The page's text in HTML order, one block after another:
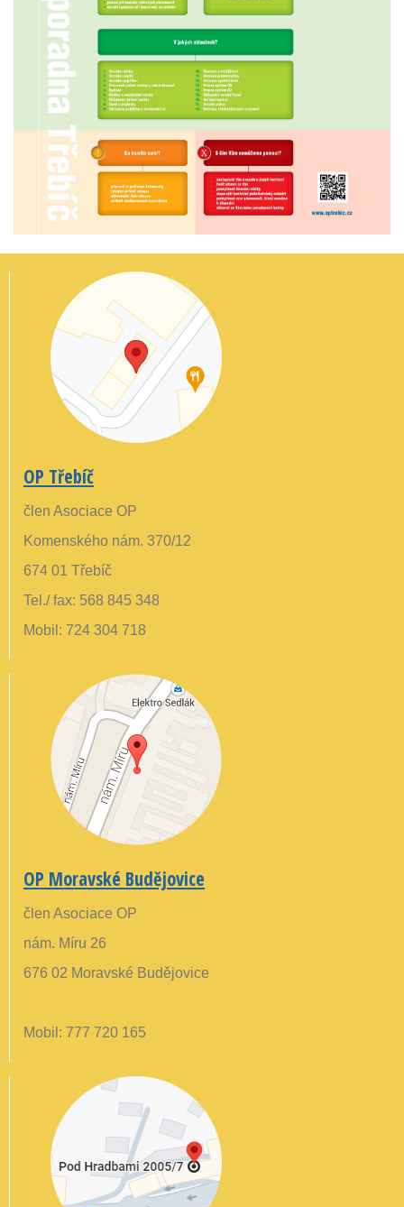
OP Třebíč
člen Asociace OP
Komenského nám. 370/12
674 01 Třebíč
Tel./ fax: 568 845 348
Mobil: 724 304 718
OP Moravské Budějovice
člen Asociace OP
nám. Míru 26
676 02 Moravské Budějovice
Mobil: 777 720 165